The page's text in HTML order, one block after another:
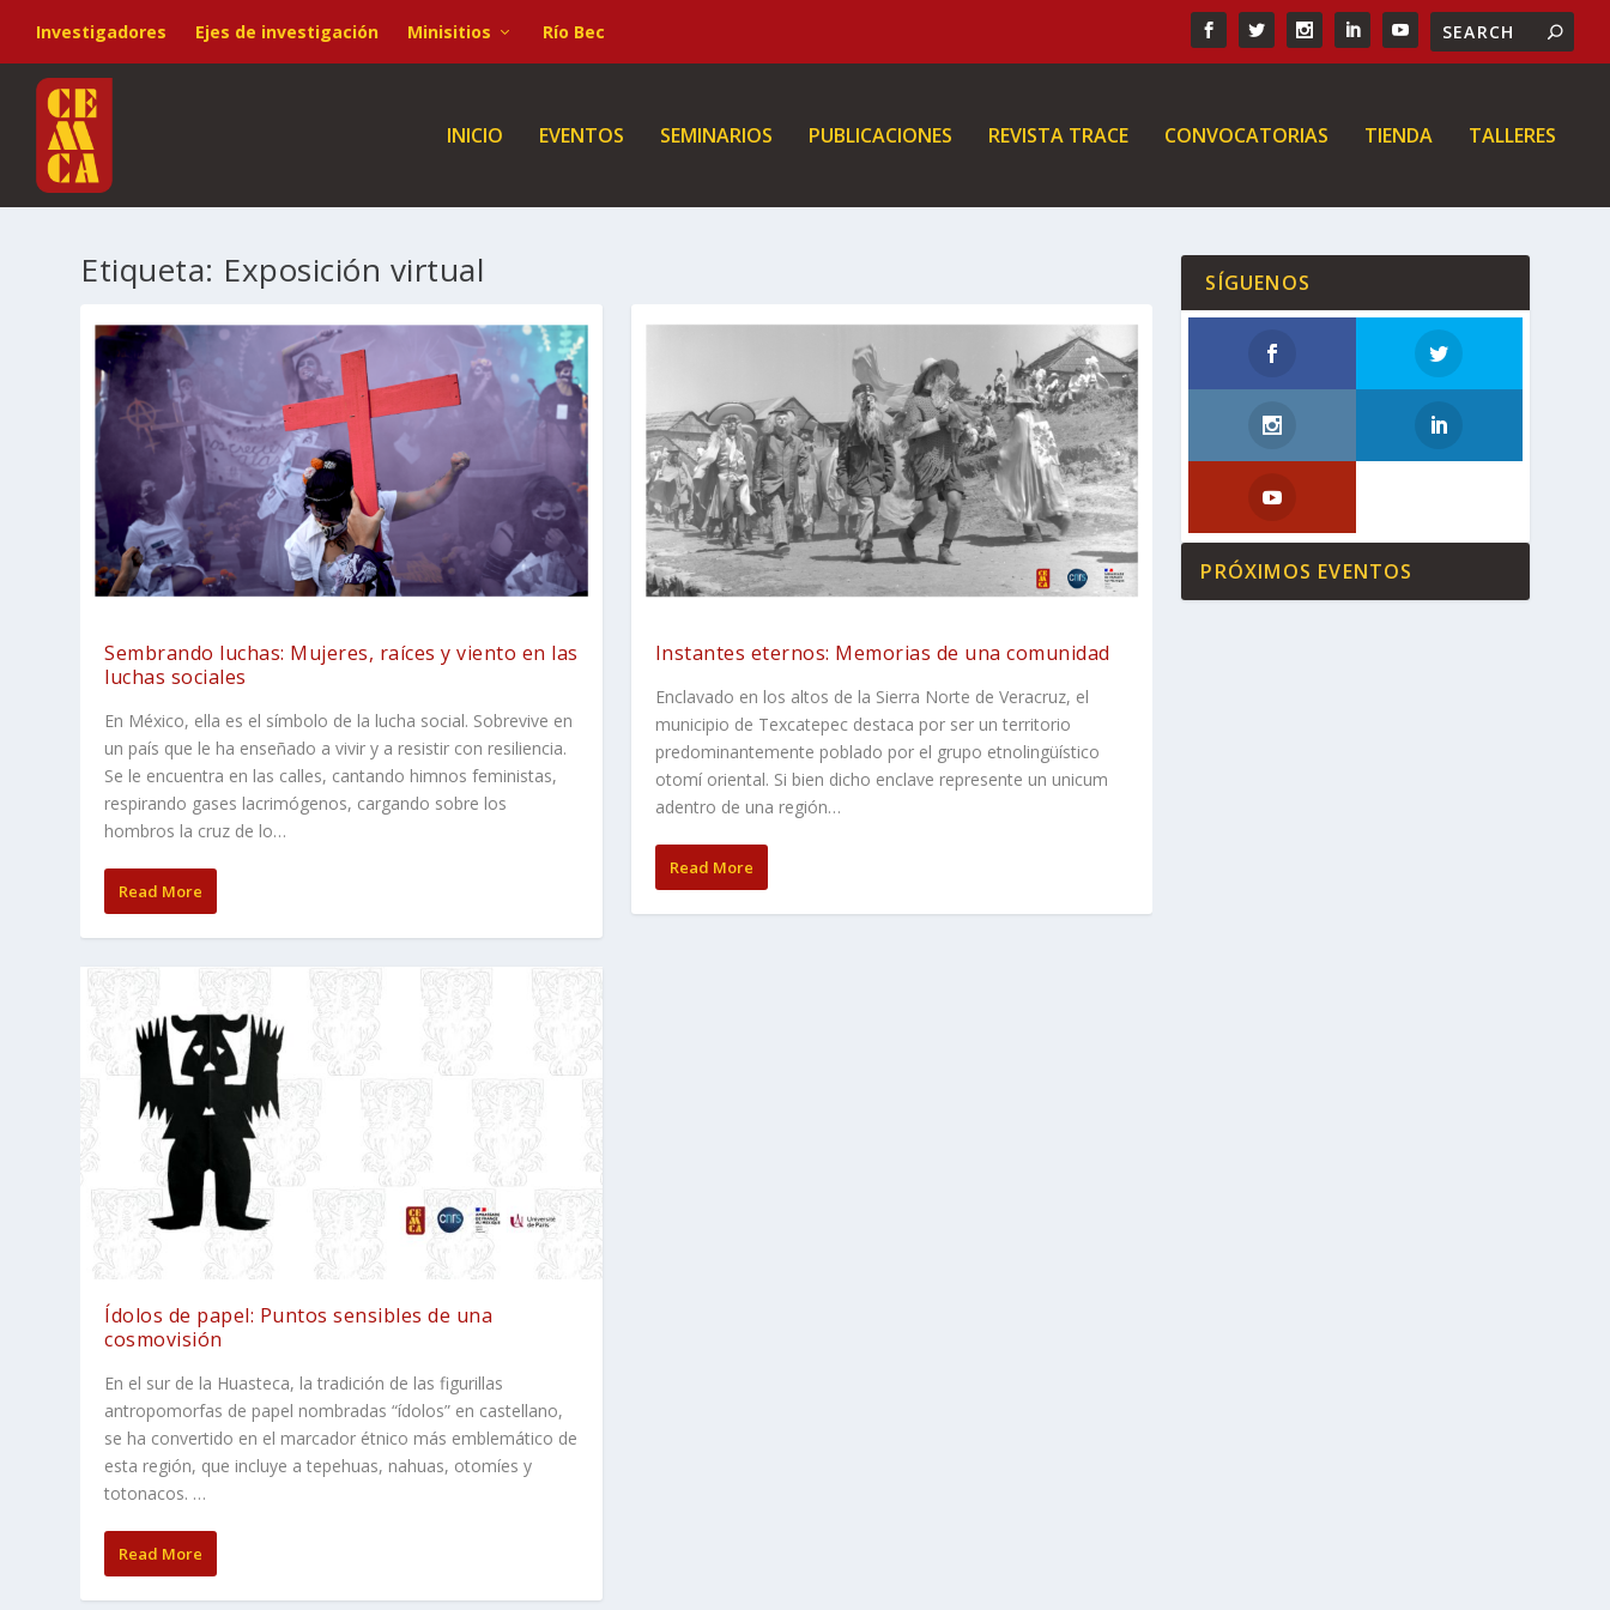
Investigadores Ejes de investigación Minisitios Río Bec
INICIO EVENTOS SEMINARIOS PUBLICACIONES REVISTA TRACE CONVOCATORIAS TIENDA TALLERES
Etiqueta: Exposición virtual
Sembrando luchas: Mujeres, raíces y viento en las
luchas sociales
En México, ella es el símbolo de la lucha social. Sobrevive en
un país que le ha enseñado a vivir y a resistir con resiliencia.
Se le encuentra en las calles, cantando himnos feministas,
respirando gases lacrimógenos, cargando sobre los
hombros la cruz de lo…
Read More
Ídolos de papel: Puntos sensibles de una
cosmovisión
En el sur de la Huasteca, la tradición de las figurillas
antropomorfas de papel nombradas “ídolos” en castellano,
se ha convertido en el marcador étnico más emblemático de
esta región, que incluye a tepehuas, nahuas, otomíes y
totonacos. …
Read More
Instantes eternos: Memorias de una comunidad
Enclavado en los altos de la Sierra Norte de Veracruz, el
municipio de Texcatepec destaca por ser un territorio
predominantemente poblado por el grupo etnolingüístico
otomí oriental. Si bien dicho enclave represente un unicum
adentro de una región…
Read More
SÍGUENOS
PRÓXIMOS EVENTOS